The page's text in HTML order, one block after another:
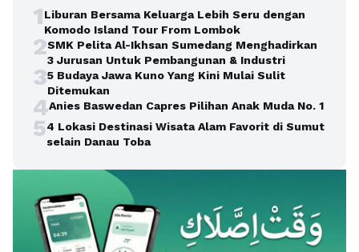
1Liburan Bersama Keluarga Lebih Seru dengan
Komodo Island Tour From Lombok
2SMK Pelita Al-Ikhsan Sumedang Menghadirkan
3 Jurusan Untuk Pembangunan & Industri
35 Budaya Jawa Kuno Yang Kini Mulai Sulit
Ditemukan
4Anies Baswedan Capres Pilihan Anak Muda No. 1
54 Lokasi Destinasi Wisata Alam Favorit di Sumut
selain Danau Toba